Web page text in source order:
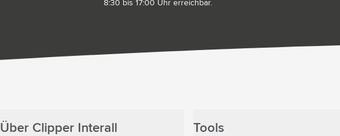
8:30 bis 17:00 Uhr erreichbar.
Über Clipper Interall Tools